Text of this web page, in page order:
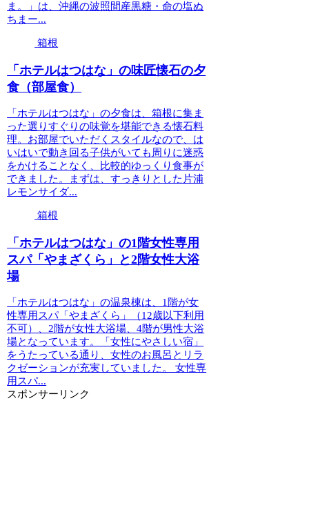
ま。」は、沖縄の波照間産黒糖・命の塩ぬ
ちまー...
箱根
「ホテルはつはな」の味匠懐石の夕
食（部屋食）
「ホテルはつはな」の夕食は、箱根に集ま
った選りすぐりの味覚を堪能できる懐石料
理。お部屋でいただくスタイルなので、は
いはいで動き回る子供がいても周りに迷惑
をかけることなく、比較的ゆっくり食事が
できました。まずは、すっきりとした片浦
レモンサイダ...
箱根
「ホテルはつはな」の1階女性専用
スパ「やまざくら」と2階女性大浴
場
「ホテルはつはな」の温泉棟は、1階が女
性専用スパ「やまざくら」（12歳以下利用
不可）、2階が女性大浴場、4階が男性大浴
場となっています。「女性にやさしい宿」
をうたっている通り、女性のお風呂とリラ
クゼーションが充実していました。 女性専
用スパ...
スポンサーリンク